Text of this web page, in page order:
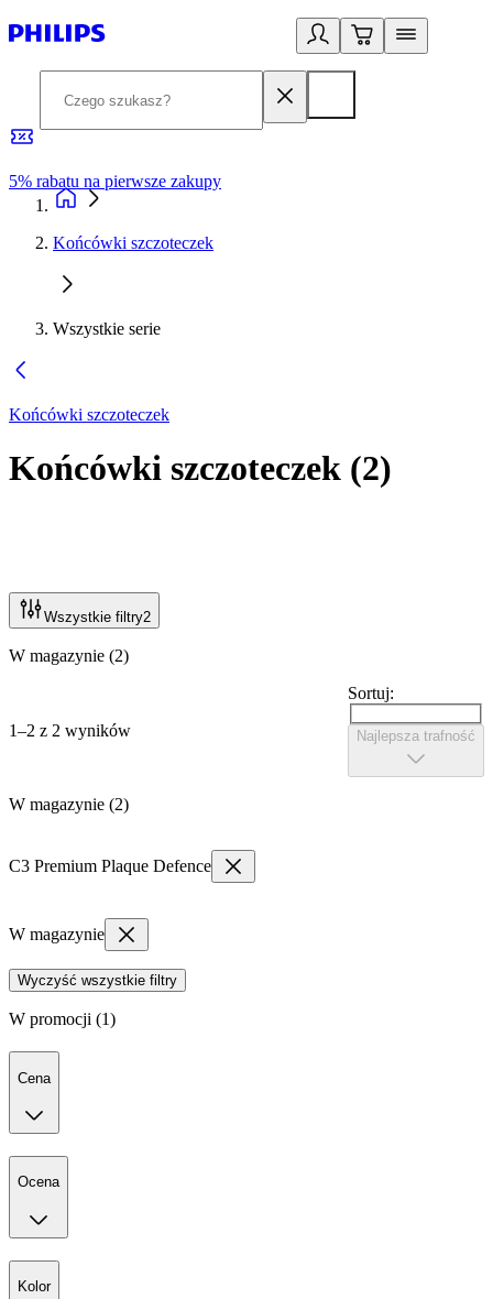
5% rabatu na pierwsze zakupy
Końcówki szczoteczek
Wszystkie serie
Końcówki szczoteczek
Końcówki szczoteczek (2)
Wszystkie filtry2
W magazynie (2)
1–2 z 2 wyników
Sortuj:
Najlepsza trafność
W magazynie (2)
C3 Premium Plaque Defence
W magazynie
Wyczyść wszystkie filtry
W promocji (1)
Cena
Ocena
Kolor